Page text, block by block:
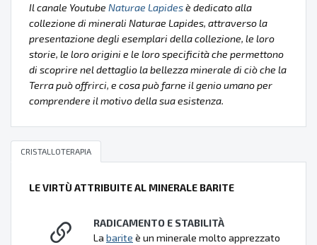
Il canale Youtube Naturae Lapidesè dedicato alla
collezione di minerali Naturae Lapides, attraverso la
presentazione degli esemplari della collezione, le loro
storie, le loro origini e le loro specificità che permettono
di scoprire nel dettaglio la bellezza minerale di ciò che la
Terra può offrirci, e cosa può farne il genio umano per
comprendere il motivo della sua esistenza.
CRISTALLOTERAPIA
LE VIRTÙ ATTRIBUITE AL MINERALE BARITE
RADICAMENTO E STABILITÀ
La barite è un minerale molto apprezzato